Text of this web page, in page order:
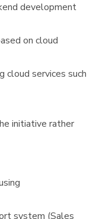
development
on cloud
cloud services such
initiative rather
system (Sales